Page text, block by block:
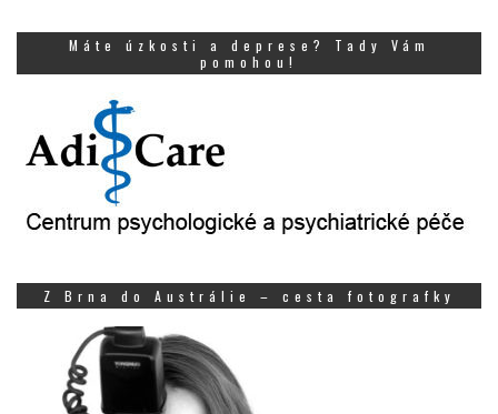
Máte úzkosti a deprese? Tady Vám
pomohou!
Z Brna do Austrálie – cesta fotografky